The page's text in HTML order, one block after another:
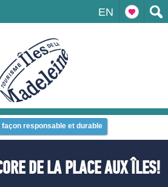
EN
façon responsable et durable
DE LA PLACE AUX ÎLES!